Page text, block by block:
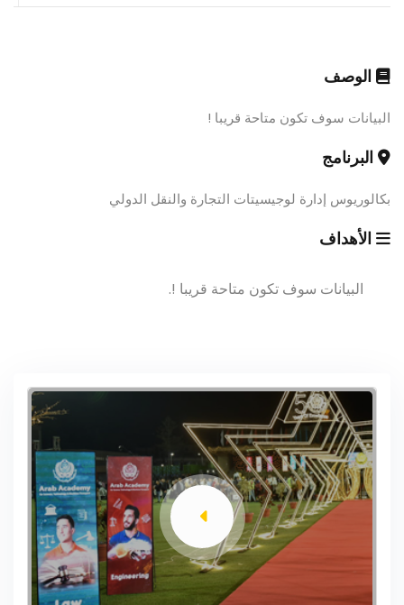
الوصف
البيانات سوف تكون متاحة قريبا !
البرنامج
بكالوريوس إدارة لوجيسيتات التجارة والنقل الدولي
الأهداف
البيانات سوف تكون متاحة قريبا !.